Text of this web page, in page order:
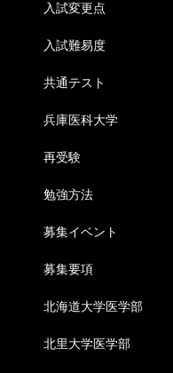
入試変更点
入試難易度
共通テスト
兵庫医科大学
再受験
勉強方法
募集イベント
募集要項
北海道大学医学部
北里大学医学部